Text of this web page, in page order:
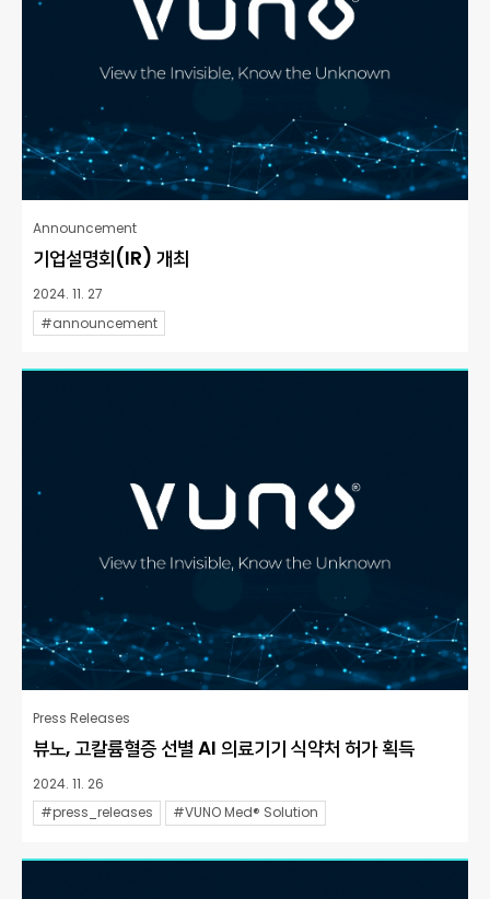
Announcement
기업설명회(IR) 개최
2024. 11. 27
#announcement
Press Releases
뷰노, 고칼륨혈증 선별 AI 의료기기 식약처 허가 획득
2024. 11. 26
#press_releases
#VUNO Med® Solution